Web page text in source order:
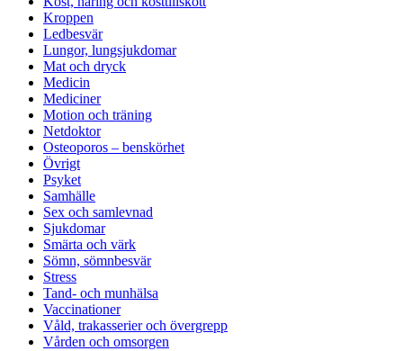
Kroppen
Ledbesvär
Lungor, lungsjukdomar
Mat och dryck
Medicin
Mediciner
Motion och träning
Netdoktor
Osteoporos – benskörhet
Övrigt
Psyket
Samhälle
Sex och samlevnad
Sjukdomar
Smärta och värk
Sömn, sömnbesvär
Stress
Tand- och munhälsa
Vaccinationer
Våld, trakasserier och övergrepp
Vården och omsorgen